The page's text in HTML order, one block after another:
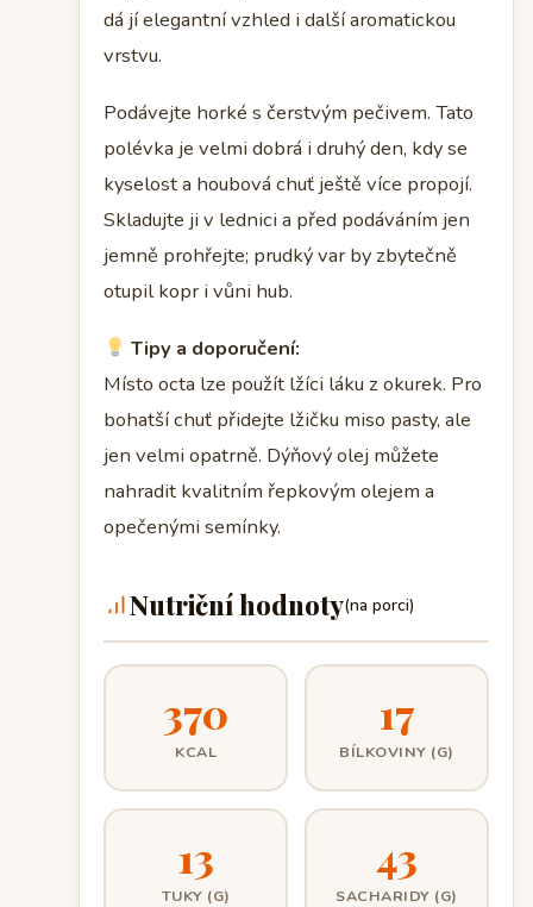
dá jí elegantní vzhled i další aromatickou
vrstvu.
Podávejte horké s čerstvým pečivem. Tato
polévka je velmi dobrá i druhý den, kdy se
kyselost a houbová chuť ještě více propojí.
Skladujte ji v lednici a před podáváním jen
jemně prohřejte; prudký var by zbytečně
otupil kopr i vůni hub.
Tipy a doporučení:
Místo octa lze použít lžíci láku z okurek. Pro
bohatší chuť přidejte lžičku miso pasty, ale
jen velmi opatrně. Dýňový olej můžete
nahradit kvalitním řepkovým olejem a
opečenými semínky.
Nutriční hodnoty(na porci)
370
KCAL
17
BÍLKOVINY (G)
13
TUKY (G)
43
SACHARIDY (G)